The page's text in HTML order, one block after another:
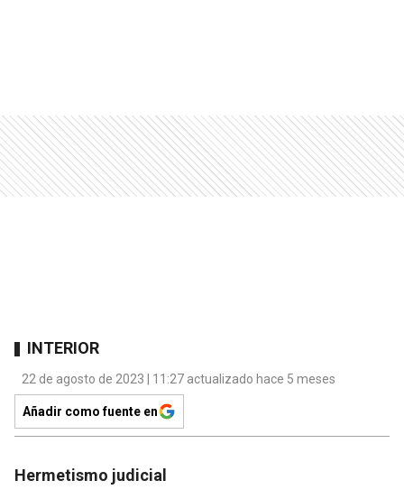
INTERIOR
22 de agosto de 2023 | 11:27 actualizado hace 5 meses
Añadir como fuente en
Hermetismo judicial